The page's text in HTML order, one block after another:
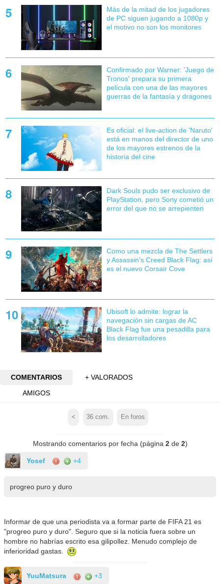
Más de la mitad de los jugadores
de PC siguen jugando a 1080p y
el motivo no son los monitores
Confirmado por Warner: 'Juego de
Tronos' prepara su primera
película con una de las mayores
guerras de la fantasía y dragones
Es oficial: el live-action de 'Naruto'
está en manos del director de uno
de los mayores estrenos de la
historia del cine
Dark Souls pudo ser exclusivo de
PlayStation, pero Sony cometió un
error del que no se arrepienten
Como una mezcla de The Settlers
y Assassin's Creed Black Flag: así
es el nuevo Corsair Cove
Ubisoft lo admite: lograr la
navegación sin cargas de AC
Black Flag fue una pesadilla para
los desarrolladores
COMENTARIOS
+ VALORADOS
AMIGOS
< 36 com. En foros
Mostrando comentarios por fecha (página 2de 2)
Yosef +4
progreo puro y duro
Informar de que una periodista va a formar parte de FIFA 21 es
"progreo puro y duro". Seguro que si la noticia fuera sobre un
hombre no habrías escrito esa gilipollez. Menudo complejo de
inferioridad gastas.
YuuMatsura +3